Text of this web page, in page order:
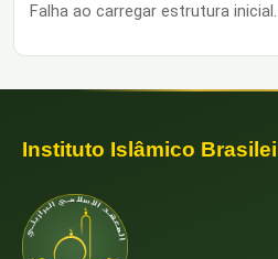
Falha ao carregar estrutura inicial.
Instituto Islâmico